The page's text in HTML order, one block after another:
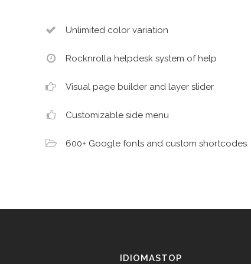
Unlimited color variation
Rocknrolla helpdesk system of help
Visual page builder and layer slider
Customizable side menu
600+ Google fonts and custom shortcodes
IDIOMASTOP